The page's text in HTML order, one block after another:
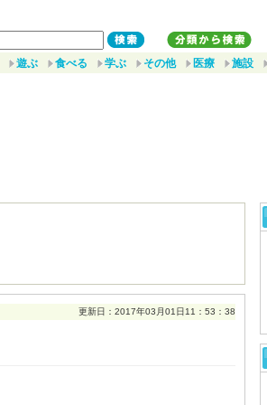
遊ぶ 食べる 学ぶ その他 医療 施設
更新日：2017年03月01日11：53：38